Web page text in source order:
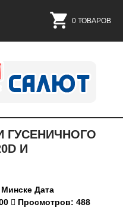
0 ТОВАРОВ
ГУСЕНИЧНОГО
И
Дата
Просмотров: 488